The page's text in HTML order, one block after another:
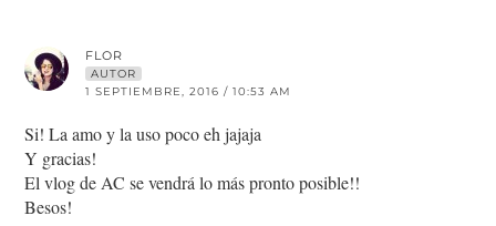
FLOR
AUTOR
1 SEPTIEMBRE, 2016 / 10:53 AM
Si! La amo y la uso poco eh jajaja
Y gracias!
El vlog de AC se vendrá lo más pronto posible!!
Besos!